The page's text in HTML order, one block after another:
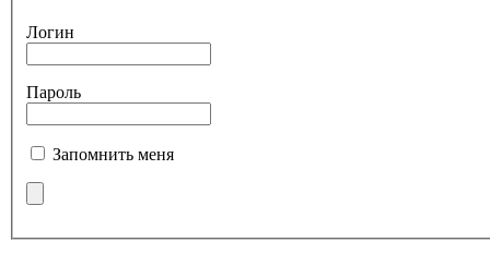
Логин
Пароль
Запомнить меня